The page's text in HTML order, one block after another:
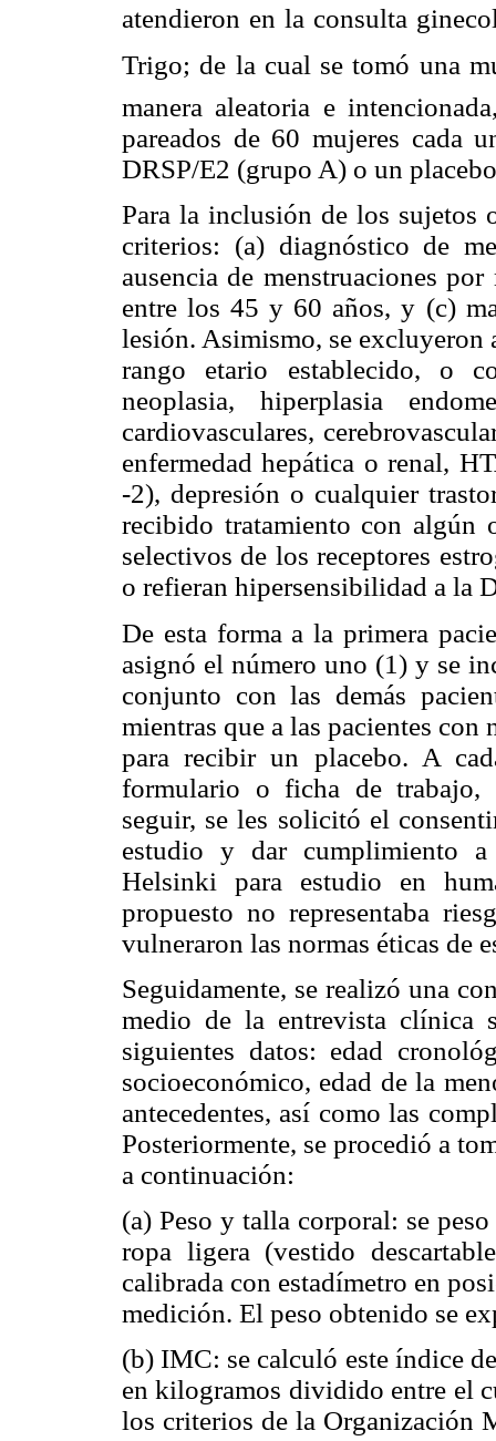
atendieron en la consulta
Trigo; de la cual se tomó una
manera aleatoria e
pareados de 60 mujeres cada
DRSP/E2 (grupo A) o un
Para la inclusión de los sujetos
criterios: (a) diagnóstico de
ausencia de menstruaciones
entre los 45 y 60 años, y (c)
lesión. Asimismo, se excluyeron
rango etario establecido, o
neoplasia, hiperplasia
cardiovasculares,
enfermedad hepática o renal,
-2), depresión o cualquier
recibido tratamiento con
selectivos de los receptores
o refieran hipersensibilidad a la
De esta forma a la primera
asignó el número uno (1) y se
conjunto con las demás
mientras que a las pacientes
para recibir un placebo. A
formulario o ficha de trabajo,
seguir, se les solicitó el
estudio y dar cumplimiento
Helsinki para estudio en
propuesto no representaba
vulneraron las normas éticas de
Seguidamente, se realizó una
medio de la entrevista clínica
siguientes datos: edad
socioeconómico, edad de la
antecedentes, así como las
Posteriormente, se procedió a
a continuación:
(a) Peso y talla corporal: se
ropa ligera (vestido
calibrada con estadímetro en
medición. El peso obtenido se
(b) IMC: se calculó este índice
en kilogramos dividido entre el
los criterios de la Organización